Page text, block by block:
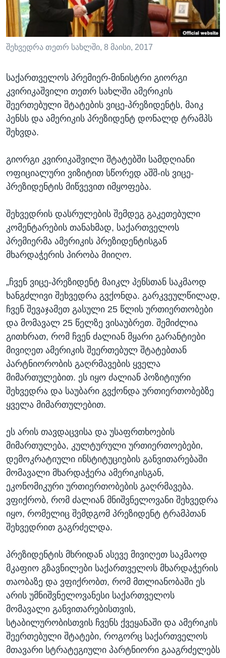
ᲡᲢᲣᲓᲘᲐ ᲕᲐᲨᲘᲜᲒᲢᲝᲜᲘ
ᲔᲙᲝᲜᲝᲛᲘᲙᲐ
ᲯᲐᲜᲛᲠᲗᲔᲚᲝᲑᲐ
ᲛᲔᲪᲜᲘᲔᲠᲔᲑᲐ
ᲙᲣᲚᲢᲣᲠᲐ
ᲒᲐᲚᲘᲚᲔᲝ
ᲓᲔᲖᲘᲜᲤᲝᲠᲛᲐᲪᲘᲐ
Learning English
ᲗᲕᲐᲚᲘ ᲒᲕᲐᲓᲔᲕᲜᲔᲗ
ენები
შეხვედრა თეთრ სახლში, 8 მაისი, 2017
საქართველოს პრემიერ-მინისტრი გიორგი
კვირიკაშვილი თეთრ სახლში ამერიკის
შეერთებული შტატების ვიცე-პრეზიდენტს, მაიკ
პენსს და ამერიკის პრეზიდენტ დონალდ ტრამპს
შეხვდა.
გიორგი კვირიკაშვილი შტატებში სამდღიანი
ოფიციალური ვიზიტით სწორედ აშშ-ის ვიცე-
პრეზიდენტის მიწვევით იმყოფება.
შეხვედრის დასრულების შემდეგ გაკეთებული
კომენტარების თანახმად, საქართველოს
პრემიერმა ამერიკის პრეზიდენტისგან
მხარდაჭერის პირობა მიიღო.
„ჩვენ ვიცე-პრეზიდენტ მაიკლ პენსთან საკმაოდ
ხანგძლივი შეხვედრა გვქონდა. გარკვეულწილად,
ჩვენ შევაჯამეთ გასული 25 წლის ურთიერთობები
და მომავალ 25 წელზე ვისაუბრეთ. შემიძლია
გითხრათ, რომ ჩვენ ძალიან მყარი გარანტიები
მივიღეთ ამერიკის შეერთებულ შტატებთან
პარტნიორობის გაღრმავების ყველა
მიმართულებით. ეს იყო ძალიან პოზიტიური
შეხვედრა და საუბარი გვქონდა ურთიერთობებზე
ყველა მიმართულებით.
ეს არის თავდაცვისა და უსაფრთხოების
მიმართულება, კულტურული ურთიერთოებები,
დემოკრატიული ინსტიტუციების განვითარებაში
მომავალი მხარდაჭერა ამერიკისგან,
ეკონომიკური ურთიერთობების გაღრმავება.
ვფიქრობ, რომ ძალიან მნიშვნელოვანი შეხვედრა
იყო, რომელიც შემდგომ პრეზიდენტ ტრამპთან
შეხვედრით გაგრძელდა.
პრეზიდენტის მხრიდან ასევე მივიღეთ საკმაოდ
მკაფიო გზავნილები საქართველოს მხარდაჭერის
თაობაზე და ვფიქრობთ, რომ მთლიანობაში ეს
არის უმნიშვნელოვანესი საქართველოს
მომავალი განვითარებისთვის,
სტაბილურობისთვის ჩვენს ქვეყანაში და ამერიკის
შეერთებული შტატები, როგორც საქართველოს
მთავარი სტრატეგიული პარტნიორი გააგრძელებს